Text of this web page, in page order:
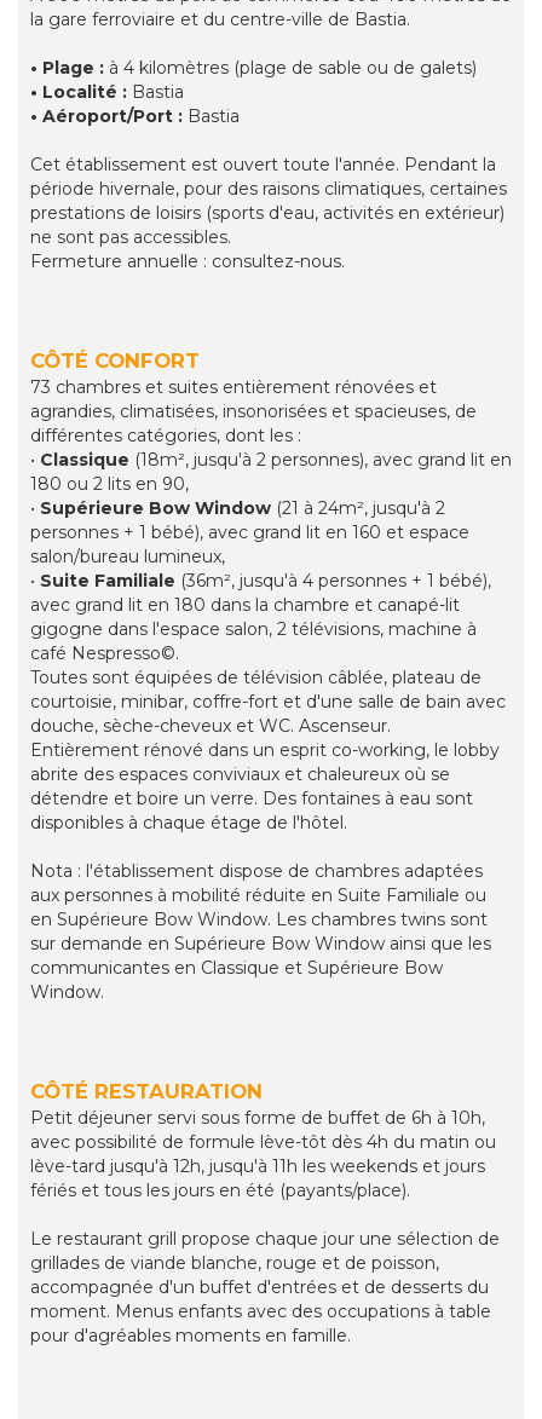
la gare ferroviaire et du centre-ville de Bastia.
• Plage : à 4 kilomètres (plage de sable ou de galets)
• Localité : Bastia
• Aéroport/Port : Bastia
Cet établissement est ouvert toute l'année. Pendant la
période hivernale, pour des raisons climatiques, certaines
prestations de loisirs (sports d'eau, activités en extérieur)
ne sont pas accessibles.
Fermeture annuelle : consultez-nous.
CÔTÉ CONFORT
73 chambres et suites entièrement rénovées et
agrandies, climatisées, insonorisées et spacieuses, de
différentes catégories, dont les :
• Classique (18m², jusqu'à 2 personnes), avec grand lit en
180 ou 2 lits en 90,
• Supérieure Bow Window (21 à 24m², jusqu'à 2
personnes + 1 bébé), avec grand lit en 160 et espace
salon/bureau lumineux,
• Suite Familiale (36m², jusqu'à 4 personnes + 1 bébé),
avec grand lit en 180 dans la chambre et canapé-lit
gigogne dans l'espace salon, 2 télévisions, machine à
café Nespresso©.
Toutes sont équipées de télévision câblée, plateau de
courtoisie, minibar, coffre-fort et d'une salle de bain avec
douche, sèche-cheveux et WC. Ascenseur.
Entièrement rénové dans un esprit co-working, le lobby
abrite des espaces conviviaux et chaleureux où se
détendre et boire un verre. Des fontaines à eau sont
disponibles à chaque étage de l'hôtel.
Nota : l'établissement dispose de chambres adaptées
aux personnes à mobilité réduite en Suite Familiale ou
en Supérieure Bow Window. Les chambres twins sont
sur demande en Supérieure Bow Window ainsi que les
communicantes en Classique et Supérieure Bow
Window.
CÔTÉ RESTAURATION
Petit déjeuner servi sous forme de buffet de 6h à 10h,
avec possibilité de formule lève-tôt dès 4h du matin ou
lève-tard jusqu'à 12h, jusqu'à 11h les weekends et jours
fériés et tous les jours en été (payants/place).
Le restaurant grill propose chaque jour une sélection de
grillades de viande blanche, rouge et de poisson,
accompagnée d'un buffet d'entrées et de desserts du
moment. Menus enfants avec des occupations à table
pour d'agréables moments en famille.